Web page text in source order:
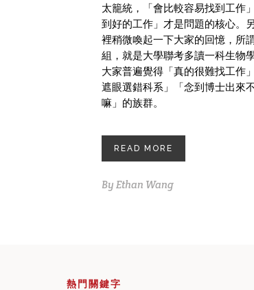
太籠統，「會比較容易找到工作
到好的工作」才是問題的核心。
裡稍微喚起一下大家的回憶，所
組，就是大學聯考多讀一科生物
大家普遍覺得「真的很難找工作
遮眼選錯科系」「念到博士出來
嘛」的族群。
READ MORE
By Ethan Wang
熱門關鍵字